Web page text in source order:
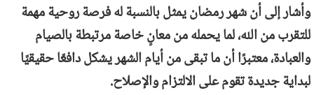
وأشار إلى أن شهر رمضان يمثل بالنسبة له فرصة روحية مهمة
للتقرب من الله، لما يحمله من معانٍ خاصة مرتبطة بالصيام
والعبادة، معتبرًا أن ما تبقى من أيام الشهر يشكل دافعًا حقيقيًا
لبداية جديدة تقوم على الالتزام والإصلاح.